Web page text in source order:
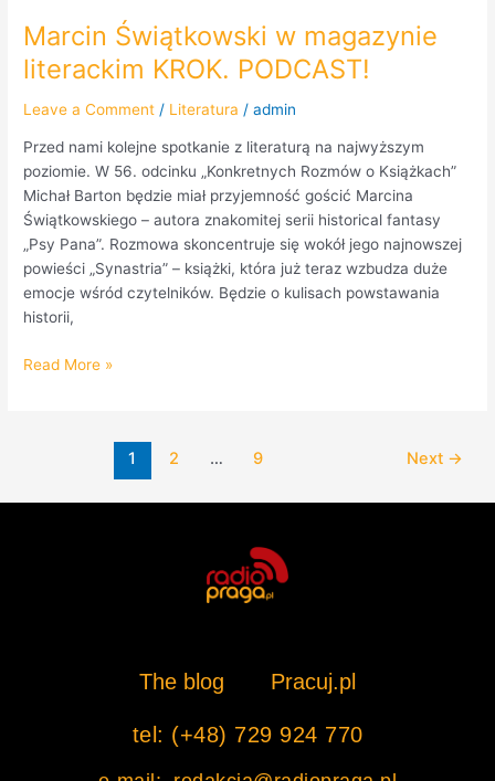
Marcin Świątkowski w magazynie
literackim KROK. PODCAST!
Leave a Comment / Literatura /admin
Przed nami kolejne spotkanie z literaturą na najwyższym
poziomie. W 56. odcinku „Konkretnych Rozmów o Książkach”
Michał Barton będzie miał przyjemność gościć Marcina
Świątkowskiego – autora znakomitej serii historical fantasy
„Psy Pana”. Rozmowa skoncentruje się wokół jego najnowszej
powieści „Synastria” – książki, która już teraz wzbudza duże
emocje wśród czytelników. Będzie o kulisach powstawania
historii,
Read More »
1 2 … 9 Next →
The blog Pracuj.pl
tel: (+48) 729 924 770